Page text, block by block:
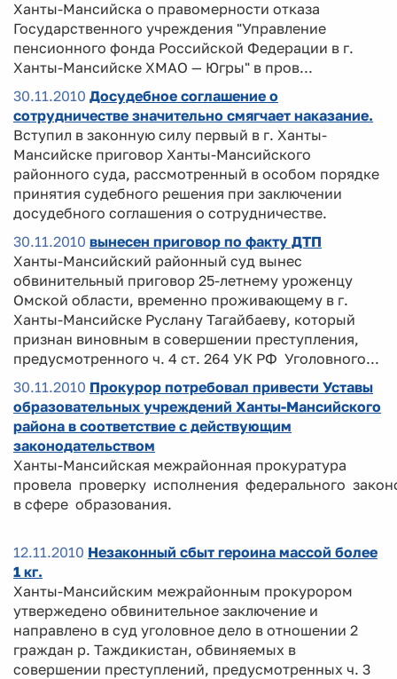
Ханты-Мансийска о правомерности отказа
Государственного учреждения "Управление
пенсионного фонда Российской Федерации в г.
Ханты-Мансийске ХМАО — Югры" в пров...
30.11.2010 Досудебное соглашение о
сотрудничестве значительно смягчает наказание.
Вступил в законную силу первый в г. Ханты-
Мансийске приговор Ханты-Мансийского
районного суда, рассмотренный в особом порядке
принятия судебного решения при заключении
досудебного соглашения о сотрудничестве.
30.11.2010 вынесен приговор по факту ДТП
Ханты-Мансийский районный суд вынес
обвинительный приговор 25-летнему уроженцу
Омской области, временно проживающему в г.
Ханты-Мансийске Руслану Тагайбаеву, который
признан виновным в совершении преступления,
предусмотренного ч. 4 ст. 264 УК РФ Уголовного...
30.11.2010 Прокурор потребовал привести Уставы
образовательных учреждений Ханты-Мансийского
района в соответствие с действующим
законодательством
Ханты-Мансийская межрайонная прокуратура
провела проверку исполнения федерального
в сфере образования.
12.11.2010 Незаконный сбыт героина массой более
1 кг.
Ханты-Мансийским межрайонным прокурором
утвержедено обвинительное заключение и
направлено в суд уголовное дело в отношении 2
граждан р. Таждикистан, обвиняемых в
совершении преступлений, предусмотренных ч. 3